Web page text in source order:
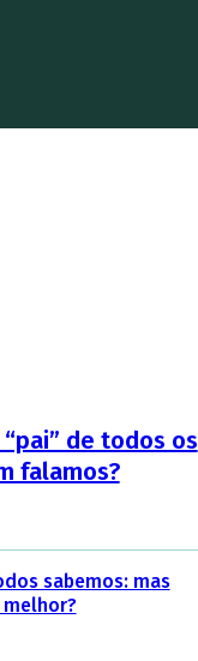
de todos os
falamos?
sabemos: mas